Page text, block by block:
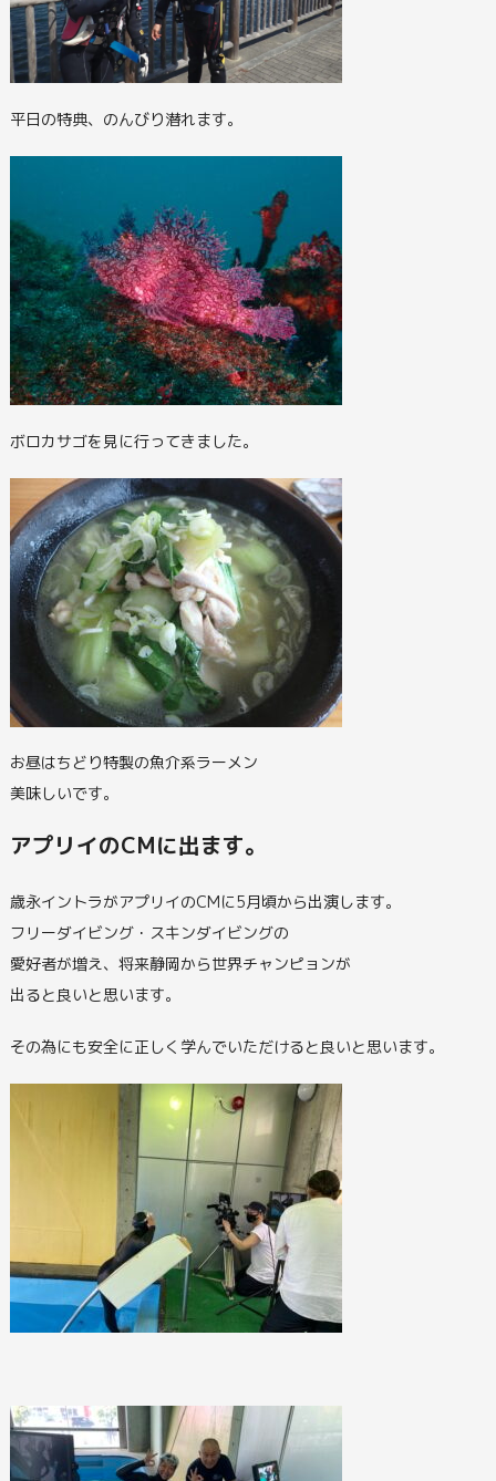
平日の特典、のんびり潜れます。
ボロカサゴを見に行ってきました。
お昼はちどり特製の魚介系ラーメン
美味しいです。
アプリイのCMに出ます。
歳永イントラがアプリイのCMに5月頃から出演します。
フリーダイビング・スキンダイビングの
愛好者が増え、将来静岡から世界チャンピョンが
出ると良いと思います。
その為にも安全に正しく学んでいただけると良いと思います。